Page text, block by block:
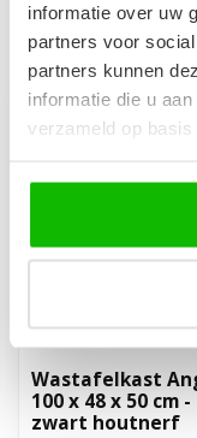
informatie over uw
partners voor
partners kunnen
informatie die u
verzameld op basis
Recent
Wastafelkast
100 x 48 x 50 cm -
zwart houtnerf